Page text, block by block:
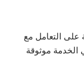
على التعامل مع
الخدمة موثوقة